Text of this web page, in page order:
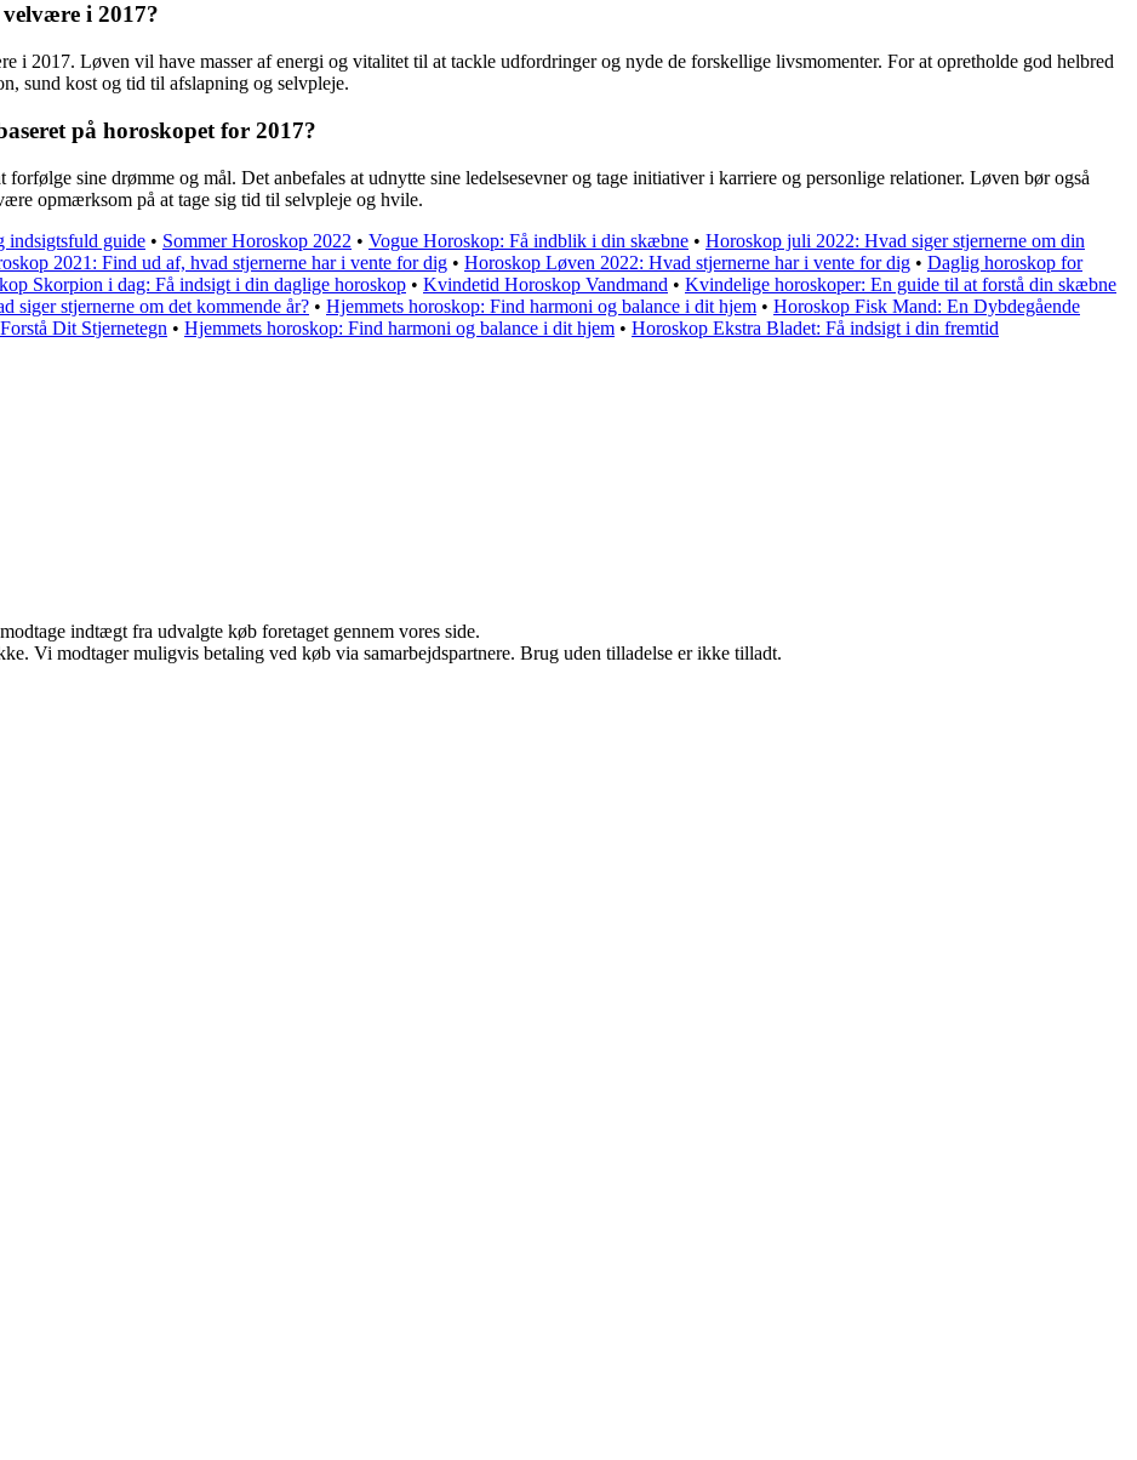
i 2017?
i 2017. Løven vil have masser af energi og vitalitet til at tackle udfordringer og nyde de forskellige livsmomenter. For at opretholde god helbred
sund kost og tid til afslapning og selvpleje.
på horoskopet for 2017?
sine drømme og mål. Det anbefales at udnytte sine ledelsesevner og tage initiativer i karriere og personlige relationer. Løven bør også
opmærksom på at tage sig tid til selvpleje og hvile.
indsigtsfuld guide • Sommer Horoskop 2022 • Vogue Horoskop: Få indblik i din skæbne • Horoskop juli 2022: Hvad siger stjernerne om din
2021: Find ud af, hvad stjernerne har i vente for dig • Horoskop Løven 2022: Hvad stjernerne har i vente for dig • Daglig horoskop for
Skorpion i dag: Få indsigt i din daglige horoskop • Kvindetid Horoskop Vandmand • Kvindelige horoskoper: En guide til at forstå din skæbne
siger stjernerne om det kommende år? • Hjemmets horoskop: Find harmoni og balance i dit hjem • Horoskop Fisk Mand: En Dybdegående
Dit Stjernetegn • Hjemmets horoskop: Find harmoni og balance i dit hjem • Horoskop Ekstra Bladet: Få indsigt i din fremtid
indtægt fra udvalgte køb foretaget gennem vores side.
Vi modtager muligvis betaling ved køb via samarbejdspartnere. Brug uden tilladelse er ikke tilladt.